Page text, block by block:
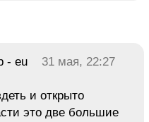
31 мая, 22:27
и открыто
это две большие